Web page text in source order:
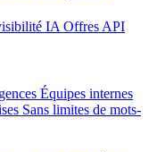
IA Offres API
Équipes internes
Sans limites de mots-